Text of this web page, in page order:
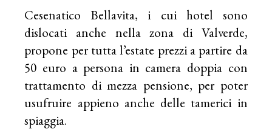
Cesenatico Bellavita, i cui hotel sono
dislocati anche nella zona di Valverde,
propone per tutta l’estate prezzi a partire da
50 euro a persona in camera doppia con
trattamento di mezza pensione, per poter
usufruire appieno anche delle tamerici in
spiaggia.